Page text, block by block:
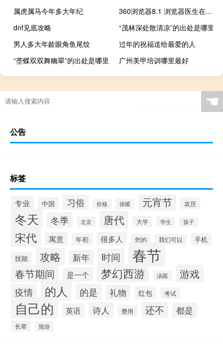
属虎属马今年多大年纪
360浏览器8.1 浏览器医生在哪（360浏览器医生怎么关闭）
dnf见底攻略
“茂林深处散清凉”的出处是哪里
男人多大年龄眼角鱼尾纹
过年的祝福送给最爱的人
“垄蝶双双舞幽翠”的出处是哪里
广州美甲培训哪里最好
☚
公告
标签
专业 中国 习俗 价格 保暖 元宵节 农历
冬天 冬季 北京 唐代 大学 学生 孩子
宋代 寓意 年初 很多人 您的 我们可以
手机
技能
攻略 新年 时间 春节
春节期间 是一个 梦幻西游 汤圆 游戏
疫情 的人 的是 礼物 红包 考试
自己的 英语 诗人 费用 还不 都是
长辈 陆游